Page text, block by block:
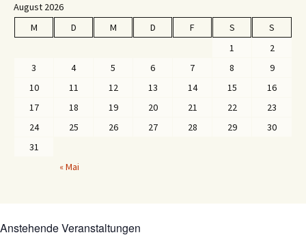
August 2026
M
D M D F S
S
1
2
3
4 5 6 7 8
9
10
11 12 13 14 15
16
17
18 19 20 21 22
23
24
25 26 27 28 29
30
31
« Mai
Anstehende Veranstaltungen